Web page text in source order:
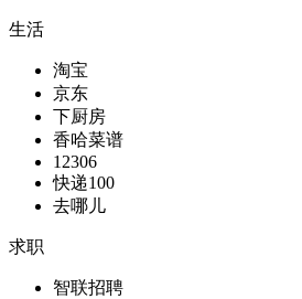
生活
淘宝
京东
下厨房
香哈菜谱
12306
快递100
去哪儿
求职
智联招聘